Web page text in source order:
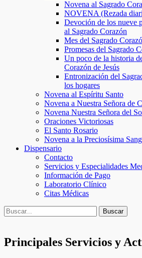
Novena al Sagrado
NOVENA (Rezada
Devoción de los nueve
al Sagrado Corazón
Mes del Sagrado
Promesas del Sagrado
Un poco de la historia
Corazón de Jesús
Entronización del
los hogares
Novena al Espíritu Santo
Novena a Nuestra Señora de
Novena Nuestra Señora del
Oraciones Victoriosas
El Santo Rosario
Novena a la Preciosísima
Dispensario
Contacto
Servicios y Especialidades
Información de Pago
Laboratorio Clínico
Citas Médicas
Buscar
Buscar:
Principales Servicios y